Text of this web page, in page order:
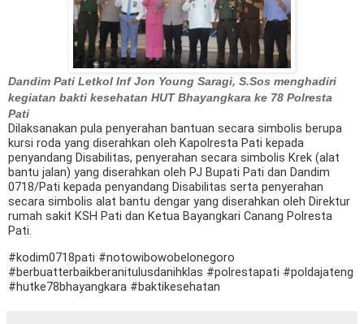
Dandim Pati Letkol Inf Jon Young Saragi, S.Sos menghadiri
kegiatan bakti kesehatan HUT Bhayangkara ke 78 Polresta
Pati
Dilaksanakan pula penyerahan bantuan secara simbolis berupa
kursi roda yang diserahkan oleh Kapolresta Pati kepada
penyandang Disabilitas, penyerahan secara simbolis Krek (alat
bantu jalan) yang diserahkan oleh PJ Bupati Pati dan Dandim
0718/Pati kepada penyandang Disabilitas serta penyerahan
secara simbolis alat bantu dengar yang diserahkan oleh Direktur
rumah sakit KSH Pati dan Ketua Bayangkari Canang Polresta
Pati.
#kodim0718pati #notowibowobelonegoro
#berbuatterbaikberanitulusdanihklas #polrestapati #poldajateng
#hutke78bhayangkara #baktikesehatan